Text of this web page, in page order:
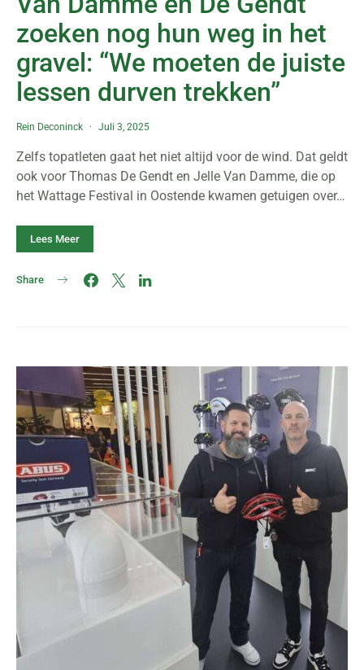
zoeken nog hun weg in het
gravel: “We moeten de juiste
lessen durven trekken”
Rein Deconinck Juli 3, 2025
Zelfs topatleten gaat het niet altijd voor de wind. Dat geldt
ook voor Thomas De Gendt en Jelle Van Damme, die op
het Wattage Festival in Oostende kwamen getuigen over…
Lees Meer
Share